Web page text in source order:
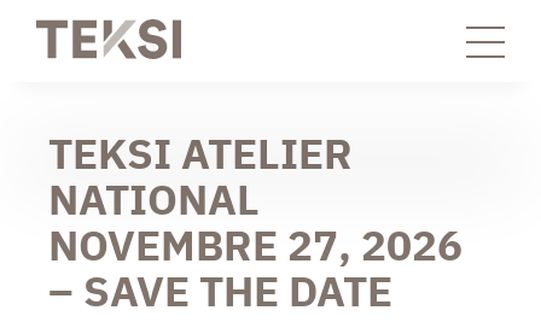
TEKSI ATELIER
NATIONAL
NOVEMBRE 27, 2026
– SAVE THE DATE